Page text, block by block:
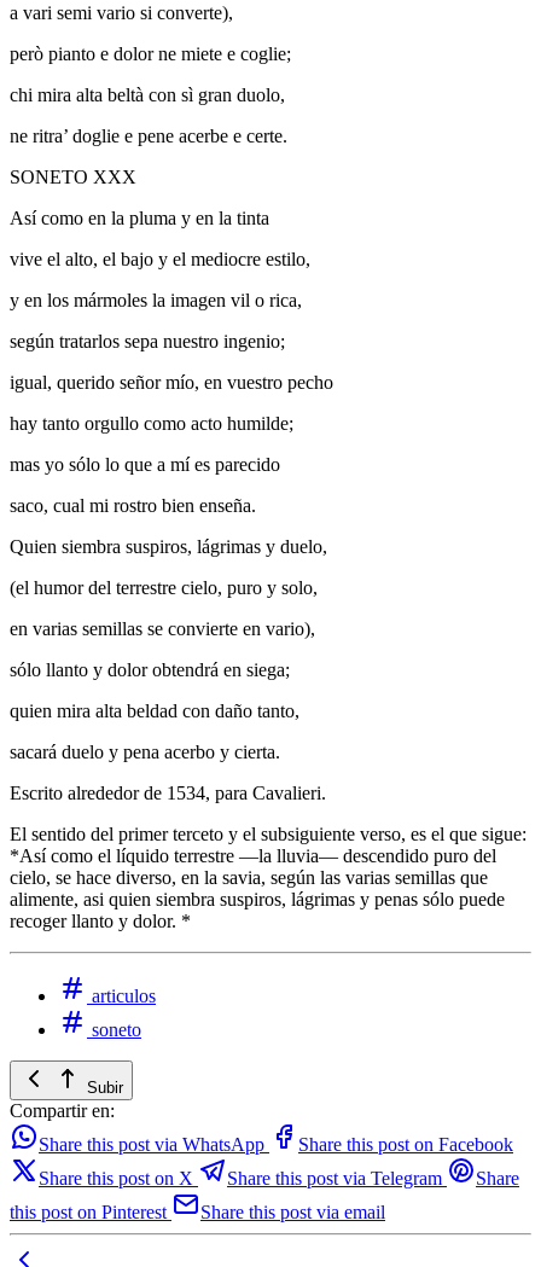
a vari semi vario si converte),
però pianto e dolor ne miete e coglie;
chi mira alta beltà con sì gran duolo,
ne ritra’ doglie e pene acerbe e certe.
SONETO XXX
Así como en la pluma y en la tinta
vive el alto, el bajo y el mediocre estilo,
y en los mármoles la imagen vil o rica,
según tratarlos sepa nuestro ingenio;
igual, querido señor mío, en vuestro pecho
hay tanto orgullo como acto humilde;
mas yo sólo lo que a mí es parecido
saco, cual mi rostro bien enseña.
Quien siembra suspiros, lágrimas y duelo,
(el humor del terrestre cielo, puro y solo,
en varias semillas se convierte en vario),
sólo llanto y dolor obtendrá en siega;
quien mira alta beldad con daño tanto,
sacará duelo y pena acerbo y cierta.
Escrito alrededor de 1534, para Cavalieri.
El sentido del primer terceto y el subsiguiente verso, es el que sigue:
*Así como el líquido terrestre —la lluvia— descendido puro del
cielo, se hace diverso, en la savia, según las varias semillas que
alimente, asi quien siembra suspiros, lágrimas y penas sólo puede
recoger llanto y dolor. *
articulos
soneto
Subir
Compartir en:
Share this post via WhatsApp
Share this post on Facebook
Share this post on X
Share this post via Telegram
Share
this post on Pinterest
Share this post via email